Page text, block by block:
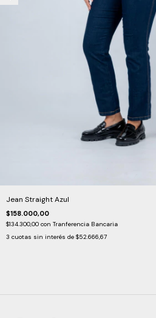
Jean Straight Azul
$158.000,00
$134.300,00 con Tranferencia Bancaria
3 cuotas sin interés de $52.666,67